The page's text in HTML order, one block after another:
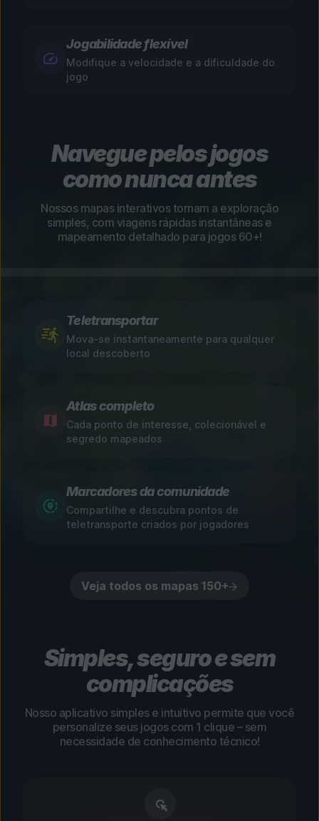
Jogabilidade flexível
Modifique a velocidade e a dificuldade do
jogo
Navegue pelos jogos
como nunca antes
Nossos mapas interativos tornam a exploração
simples, com viagens rápidas instantâneas e
mapeamento detalhado para jogos 60+!
Teletransportar
Mova-se instantaneamente para qualquer
local descoberto
Atlas completo
Cada ponto de interesse, colecionável e
segredo mapeados
Marcadores da comunidade
Compartilhe e descubra pontos de
teletransporte criados por jogadores
Veja todos os mapas 150+
Simples, seguro e sem
complicações
Nosso aplicativo simples e intuitivo permite que você
personalize seus jogos com 1 clique – sem
necessidade de conhecimento técnico!